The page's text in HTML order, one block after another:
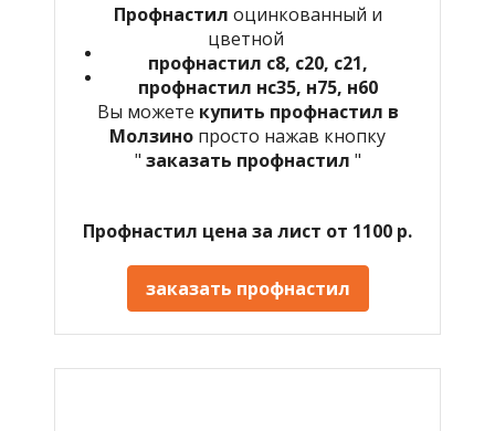
Профнастил оцинкованный и
цветной
профнастил с8, с20, с21,
профнастил нс35, н75, н60
Вы можете купить профнастил в
Молзино просто нажав кнопку
" заказать профнастил "
Профнастил цена за лист от 1100 р.
заказать профнастил